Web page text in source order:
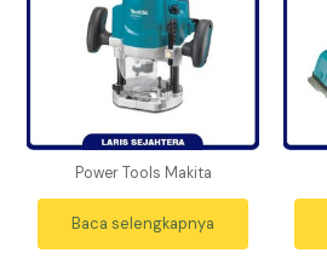
Power Tools Makita
Baca selengkapnya